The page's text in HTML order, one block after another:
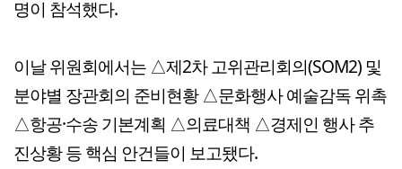
명이 참석했다.
이날 위원회에서는 △제2차 고위관리회의(SOM2) 및
분야별 장관회의 준비현황 △문화행사 예술감독 위촉
△항공·수송 기본계획 △의료대책 △경제인 행사 추
진상황 등 핵심 안건들이 보고됐다.